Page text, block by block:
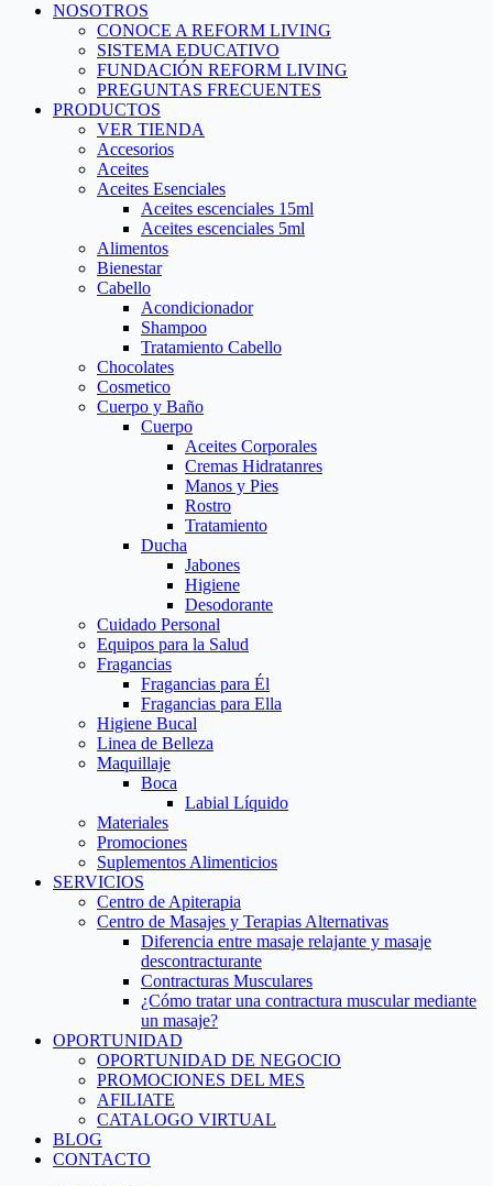
NOSOTROS
CONOCE A REFORM LIVING
SISTEMA EDUCATIVO
FUNDACIÓN REFORM LIVING
PREGUNTAS FRECUENTES
PRODUCTOS
VER TIENDA
Accesorios
Aceites
Aceites Esenciales
Aceites escenciales 15ml
Aceites escenciales 5ml
Alimentos
Bienestar
Cabello
Acondicionador
Shampoo
Tratamiento Cabello
Chocolates
Cosmetico
Cuerpo y Baño
Cuerpo
Aceites Corporales
Cremas Hidratanres
Manos y Pies
Rostro
Tratamiento
Ducha
Jabones
Higiene
Desodorante
Cuidado Personal
Equipos para la Salud
Fragancias
Fragancias para Él
Fragancias para Ella
Higiene Bucal
Linea de Belleza
Maquillaje
Boca
Labial Líquido
Materiales
Promociones
Suplementos Alimenticios
SERVICIOS
Centro de Apiterapia
Centro de Masajes y Terapias Alternativas
Diferencia entre masaje relajante y masaje
descontracturante
Contracturas Musculares
¿Cómo tratar una contractura muscular mediante
un masaje?
OPORTUNIDAD
OPORTUNIDAD DE NEGOCIO
PROMOCIONES DEL MES
AFILIATE
CATALOGO VIRTUAL
BLOG
CONTACTO